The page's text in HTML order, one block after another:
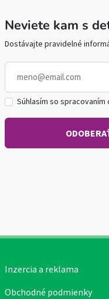
Neviete kam s
Dostávajte pravidelné
Súhlasím so
Inzercia a reklama
Obchodné podmienky